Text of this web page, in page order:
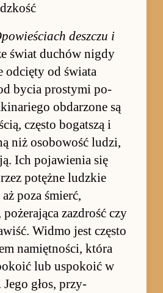
desz­czu i
świat du­chów ni­gdy
od­cięty od świata
by­cia pro­stymi po­
ob­darzone są
często bo­gat­szą i
niż oso­bo­wość lu­dzi,
Ich po­ja­wie­nia się
po­tężne ludz­kie
poza śmierć,
po­żerająca za­zdrość czy
Widmo jest często
na­mięt­no­ści, która
lub uspo­koić w
Jego głos, przy­